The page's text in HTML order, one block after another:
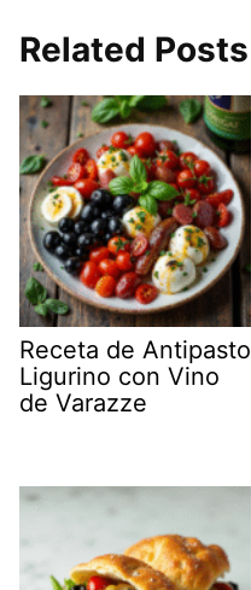
Related Posts
Receta de Antipasto
Ligurino con Vino
de Varazze